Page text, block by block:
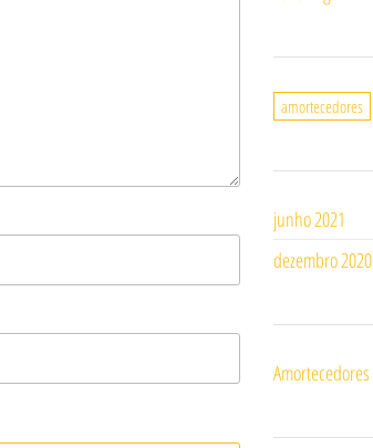
amortecedores
junho 2021
dezembro 2020
Amortecedores